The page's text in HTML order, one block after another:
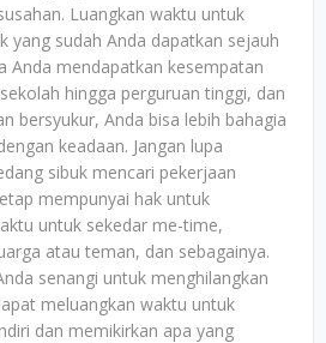
Luangkan waktu untuk
yang sudah Anda dapatkan sejauh
Anda mendapatkan kesempatan
hingga perguruan tinggi, dan
bersyukur, Anda bisa lebih bahagia
keadaan. Jangan lupa
sibuk mencari pekerjaan
mempunyai hak untuk
untuk sekedar me-time,
atau teman, dan sebagainya.
senangi untuk menghilangkan
meluangkan waktu untuk
dan memikirkan apa yang